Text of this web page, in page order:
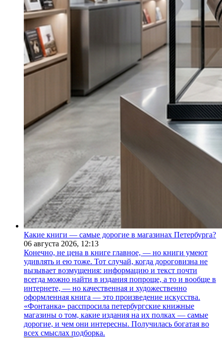
Какие книги — самые дорогие в магазинах Петербурга?
06 августа 2026, 12:13
Конечно, не цена в книге главное, — но книги умеют
удивлять и ею тоже. Тот случай, когда дороговизна не
вызывает возмущения: информацию и текст почти
всегда можно найти в издания попроще, а то и вообще в
интернете, — но качественная и художественно
оформленная книга — это произведение искусства.
«Фонтанка» расспросила петербургские книжные
магазины о том, какие издания на их полках — самые
дорогие, и чем они интересны. Получилась богатая во
всех смыслах подборка.